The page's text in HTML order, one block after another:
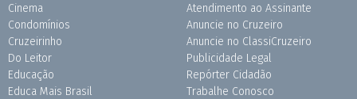
Cinema
Condomínios
Cruzeirinho
Do Leitor
Educação
Educa Mais Brasil
Atendimento ao Assinante
Anuncie no Cruzeiro
Anuncie no ClassiCruzeiro
Publicidade Legal
Repórter Cidadão
Trabalhe Conosco